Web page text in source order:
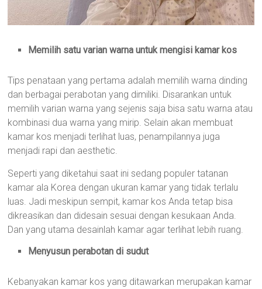
Memilih satu varian warna untuk mengisi kamar kos
Tips penataan yang pertama adalah memilih warna dinding
dan berbagai perabotan yang dimiliki. Disarankan untuk
memilih varian warna yang sejenis saja bisa satu warna atau
kombinasi dua warna yang mirip. Selain akan membuat
kamar kos menjadi terlihat luas, penampilannya juga
menjadi rapi dan aesthetic.
Seperti yang diketahui saat ini sedang populer tatanan
kamar ala Korea dengan ukuran kamar yang tidak terlalu
luas. Jadi meskipun sempit, kamar kos Anda tetap bisa
dikreasikan dan didesain sesuai dengan kesukaan Anda.
Dan yang utama desainlah kamar agar terlihat lebih ruang.
Menyusun perabotan di sudut
Kebanyakan kamar kos yang ditawarkan merupakan kamar